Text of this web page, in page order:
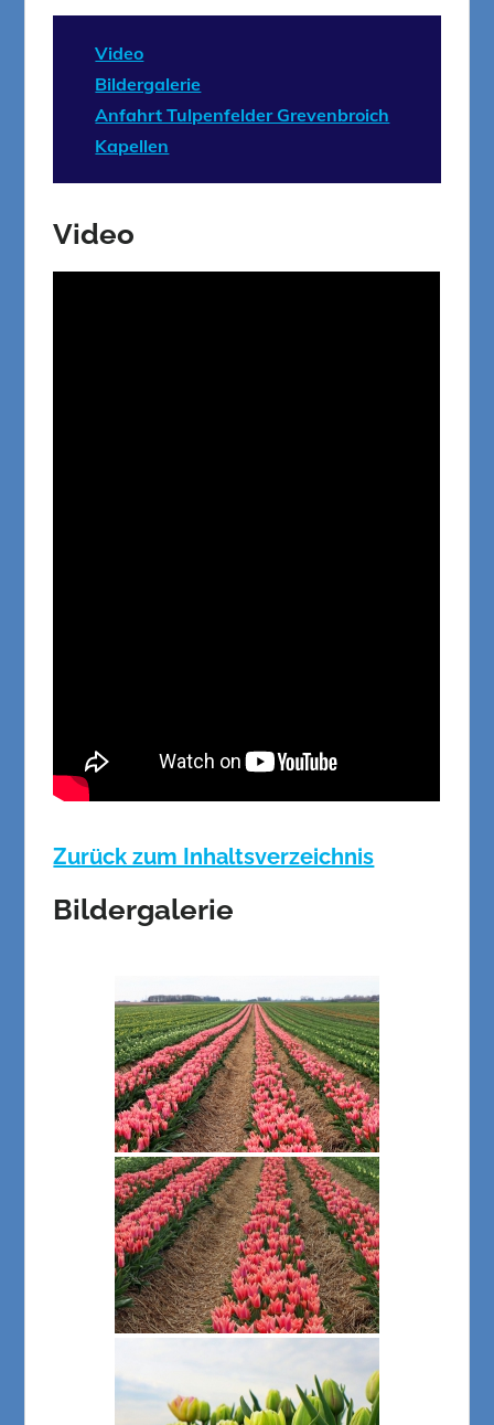
Video
Bildergalerie
Anfahrt Tulpenfelder Grevenbroich
Kapellen
Video
Zurück zum Inhaltsverzeichnis
Bildergalerie